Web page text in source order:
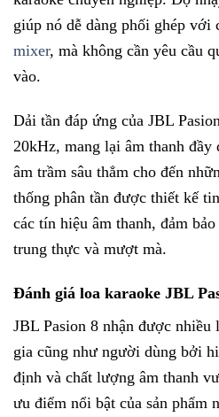
giúp nó dễ dàng phối ghép với
mixer, mà không cần yêu cầu
vào.
Dải tần đáp ứng của JBL
20kHz, mang lại âm thanh
âm trầm sâu thẳm cho đến
thống phân tần được thiết kế
các tín hiệu âm thanh, đảm
trung thực và mượt mà.
Đánh giá loa karaoke JBL
JBL Pasion 8 nhận được
gia cũng như người dùng bởi
định và chất lượng âm thanh
ưu điểm nổi bật của sản phẩm